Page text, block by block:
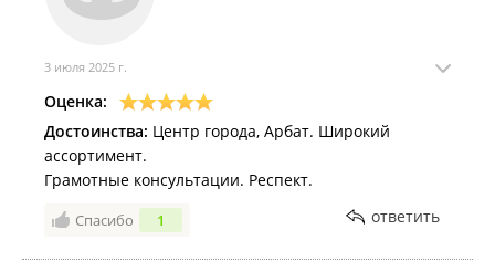
3 июля 2025 г.
Оценка:
Достоинства: Центр города, Арбат. Широкий
ассортимент.
Грамотные консультации. Респект.
Спасибо 1 ответить